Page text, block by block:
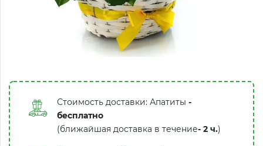
Стоимость доставки: Апатиты -
бесплатно
(ближайшая доставка в течение- 2 ч.)